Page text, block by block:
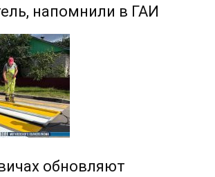
напомнили в ГАИ
обновляют